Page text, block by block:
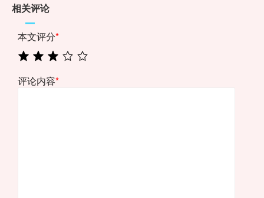
相关评论
本文评分*
评论内容*